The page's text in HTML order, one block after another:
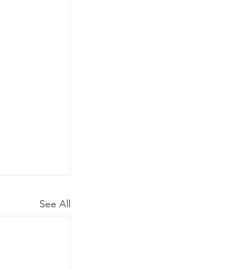
See All